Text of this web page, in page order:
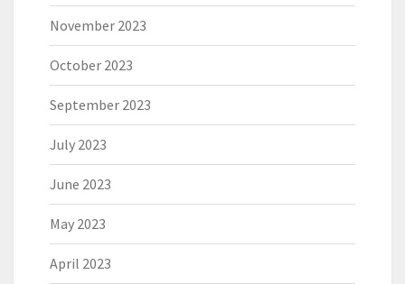
November 2023
October 2023
September 2023
July 2023
June 2023
May 2023
April 2023